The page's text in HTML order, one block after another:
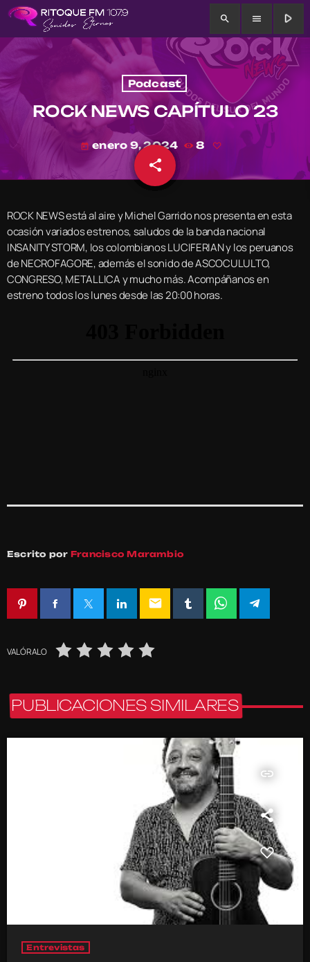
search menu play_arrow
Podcast
ROCK NEWS CAPÍTULO 23
today enero 9, 2024 8
share
email
ROCK NEWS está al aire y Michel Garrido nos presenta en esta
ocasión variados estrenos, saludos de la banda nacional
INSANITY STORM, los colombianos LUCIFERIAN y los peruanos
de NECROFAGORE, además el sonido de ASCOCULULTO,
CONGRESO, METALLICA y mucho más. Acompáñanos en
estreno todos los lunes desde las 20:00 horas.
Escrito por Francisco Marambio
email
VALÓRALO
PUBLICACIONES SIMILARES
insert_link
Entrevistas